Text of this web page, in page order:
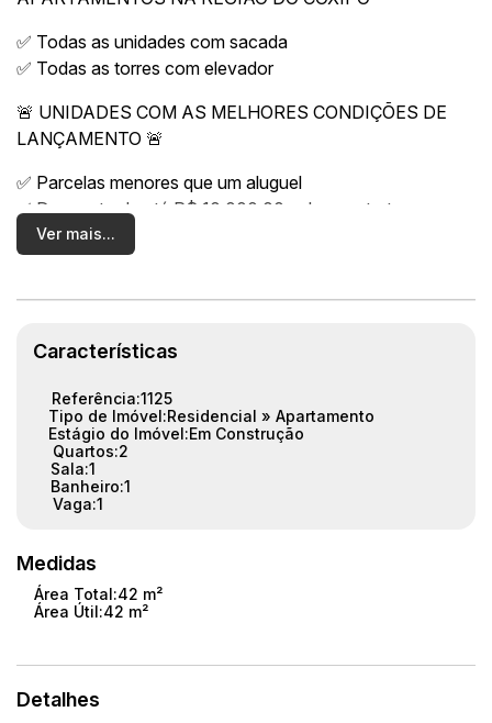
✅ Todas as unidades com sacada
✅ Todas as torres com elevador
🚨 UNIDADES COM AS MELHORES CONDIÇÕES DE
LANÇAMENTO 🚨
✅ Parcelas menores que um aluguel
✅ Desconto de até R$ 10.000,00 pela construtora
✅ Descontão do Minha Casa Minha Vida (até R$
55.000,00)
✅ Utilize seu FGTS
Não deixa pra depois!
Dê o primeiro passo pra sair do aluguel e conquistar seu
apê próprio.
💬 Me chama no WhatsApp e vamos fazer essa
conquista acontecer!
Ver mais...
Características
Referência:1125
Tipo de Imóvel:Residencial » Apartamento
Estágio do Imóvel:Em Construção
Quartos:2
Sala:1
Banheiro:1
Vaga:1
Medidas
Área Total:42 m²
Área Útil:42 m²
Detalhes